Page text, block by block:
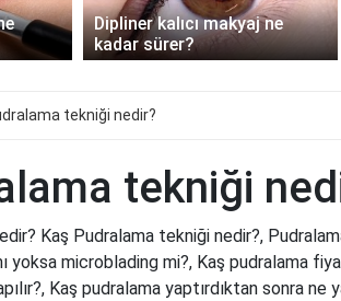
Dipliner kalıcı makyaj ne
kadar sürer?
tekniği nedir?
tekniği
Kaş Pudralama tekniği nedir?,
yoksa microblading mi?, Kaş pudralama
Kaş pudralama yaptırdıktan sonra ne